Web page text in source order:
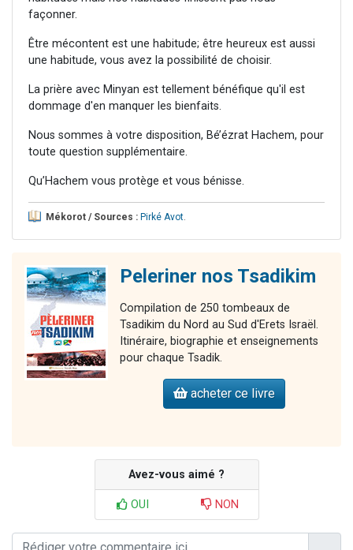
façonner.
Être mécontent est une habitude; être heureux est aussi
une habitude, vous avez la possibilité de choisir.
La prière avec Minyan est tellement bénéfique qu'il est
dommage d'en manquer les bienfaits.
Nous sommes à votre disposition, Bé’ézrat Hachem, pour
toute question supplémentaire.
Qu’Hachem vous protège et vous bénisse.
Mékorot / Sources : Pirké Avot.
Peleriner nos Tsadikim
Compilation de 250 tombeaux de
Tsadikim du Nord au Sud d'Erets Israël.
Itinéraire, biographie et enseignements
pour chaque Tsadik.
acheter ce livre
Avez-vous aimé ?
OUI NON